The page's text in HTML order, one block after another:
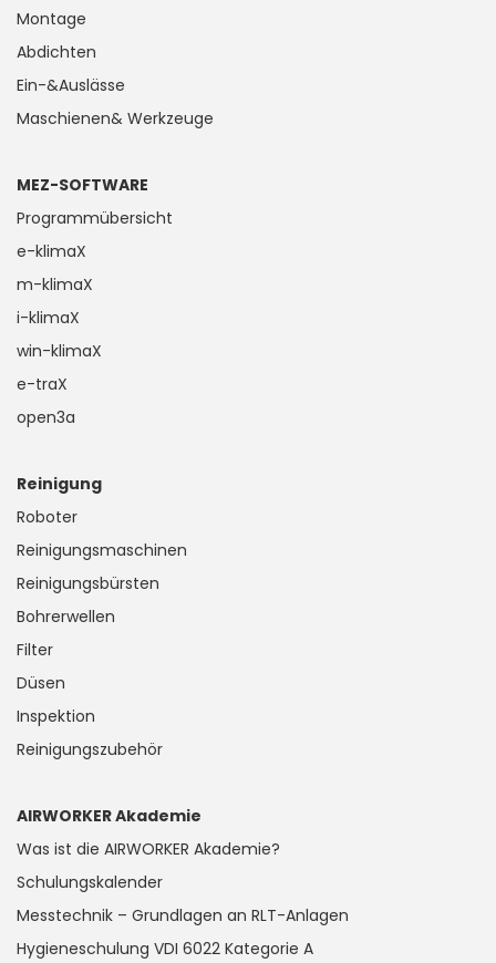
Montage
Abdichten
Ein-&Auslässe
Maschienen& Werkzeuge
MEZ-SOFTWARE
Programmübersicht
e-klimaX
m-klimaX
i-klimaX
win-klimaX
e-traX
open3a
Reinigung
Roboter
Reinigungsmaschinen
Reinigungsbürsten
Bohrerwellen
Filter
Düsen
Inspektion
Reinigungszubehör
AIRWORKER Akademie
Was ist die AIRWORKER Akademie?
Schulungskalender
Messtechnik – Grundlagen an RLT-Anlagen
Hygieneschulung VDI 6022 Kategorie A